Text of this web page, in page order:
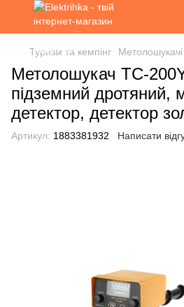
Туризм та кемпінг Метолошукачі
Метолошукач TC-
підземний дротяний,
детектор, детектор
Артикул: 1883381932 Написати